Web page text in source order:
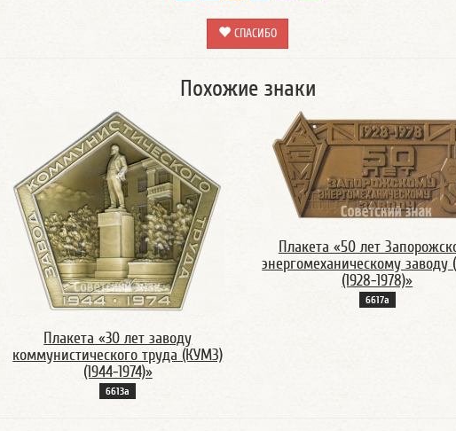
СПАСИБО
Похожие знаки
Плакета «30 лет заводу
коммунистического труда (КУМЗ)
(1944-1974)»
6613а
Плакета «50 лет
энергомеханическому заводу
(1928-1978)»
6617а